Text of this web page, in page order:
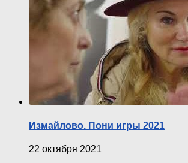
Измайлово. Пони игры 2021
22 октября 2021